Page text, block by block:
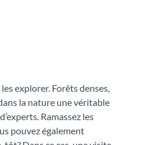
explorer. Forêts denses,
la nature une véritable
Ramassez les
pouvez également